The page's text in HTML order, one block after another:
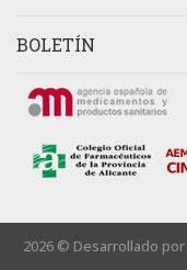
BOLETÍN
2026 © Desarrollado por